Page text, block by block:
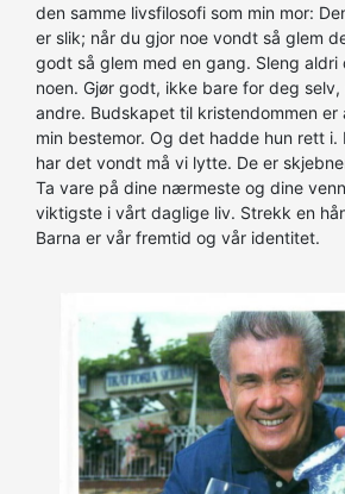
den samme livsfilosofi som min mor:
er slik; når du gjor noe vondt så glem
godt så glem med en gang. Sleng aldri
noen. Gjør godt, ikke bare for deg
andre. Budskapet til kristendommen er
min bestemor. Og det hadde hun rett i.
har det vondt må vi lytte. De er
Ta vare på dine nærmeste og dine
viktigste i vårt daglige liv. Strekk en
Barna er vår fremtid og vår identitet.